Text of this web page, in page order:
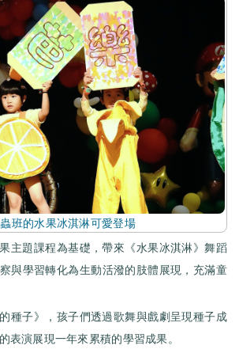
班的水果冰淇淋可愛登場
主題課程為基礎，帶來《水果冰淇淋》舞蹈
與學習轉化為生動活潑的肢體展現，充滿童
種子》，孩子們透過歌舞與戲劇呈現種子成
表演展現一年來累積的學習成果。